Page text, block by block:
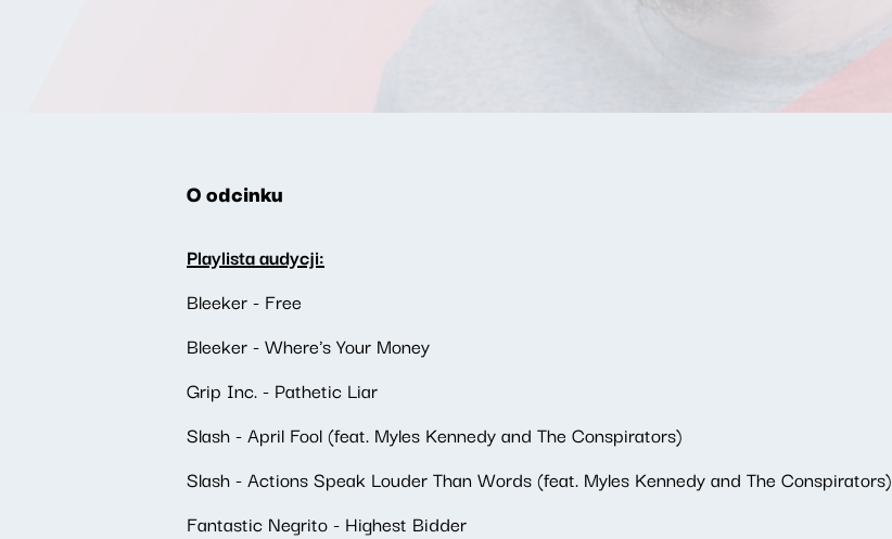
O odcinku
Playlista audycji:
Bleeker - Free
Bleeker - Where's Your Money
Grip Inc. - Pathetic Liar
Slash - April Fool (feat. Myles Kennedy and The Conspirators)
Slash - Actions Speak Louder Than Words (feat. Myles Kennedy and The Conspirators)
Fantastic Negrito - Highest Bidder